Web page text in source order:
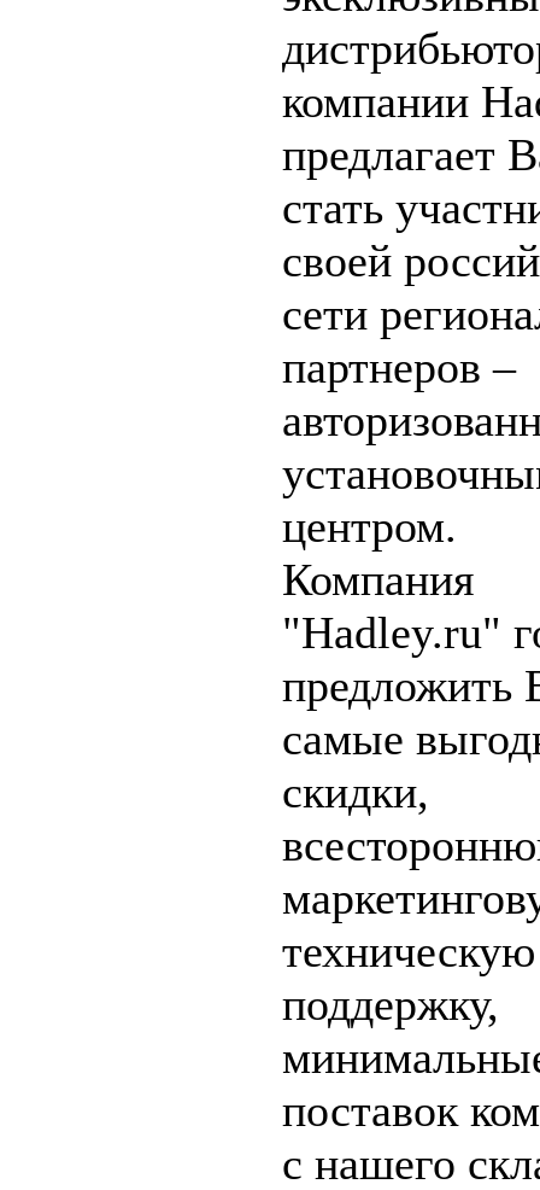
компании
предлагает
стать
своей
сети
партнеров –
центром.
Компания
"Hadley.ru"
предложить
самые
скидки,
техническую
поддержку,
поставок
с нашего